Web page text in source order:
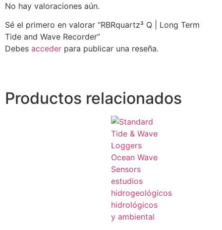
No hay valoraciones aún.
Sé el primero en valorar “RBRquartz³ Q | Long Term
Tide and Wave Recorder”
Debes acceder para publicar una reseña.
Productos relacionados